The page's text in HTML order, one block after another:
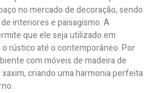
no mercado de decoração, sendo
interiores e paisagismo. A
que ele seja utilizado em
rústico até o contemporâneo. Por
com móveis de madeira de
criando uma harmonia perfeita